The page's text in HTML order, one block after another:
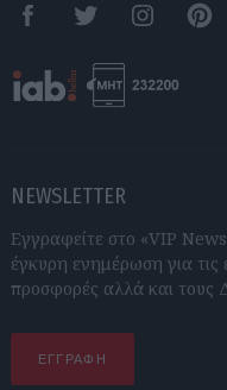
FacebookTwitter Instagram
NEWSLETTER
Εγγραφείτε στο «VIP
έγκυρη ενημέρωση για τις
προσφορές αλλά και τους
ΕΓΓΡΑΦΗ